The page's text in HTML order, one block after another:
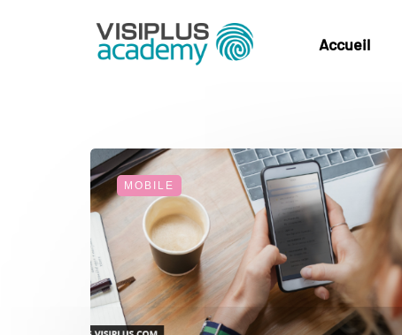
Accueil
MOBILE